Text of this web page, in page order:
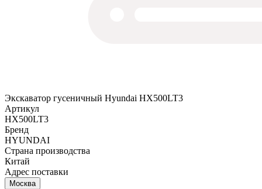
Экскаватор гусеничный Hyundai HX500LT3
Артикул
HX500LT3
Бренд
HYUNDAI
Страна производства
Китай
Адрес поставки
Москва